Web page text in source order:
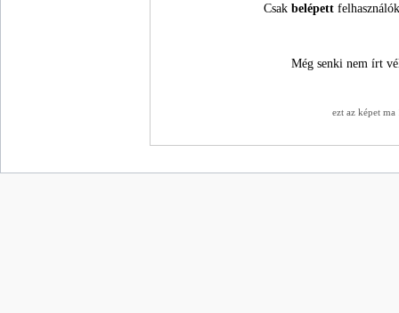
Csakbelépett
Még senki nem írt
ezt az képet ma